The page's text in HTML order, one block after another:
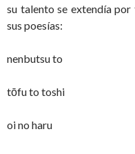
su talento se extendía
sus poesías:
nenbutsu to
tōfu to toshi
oi no haru